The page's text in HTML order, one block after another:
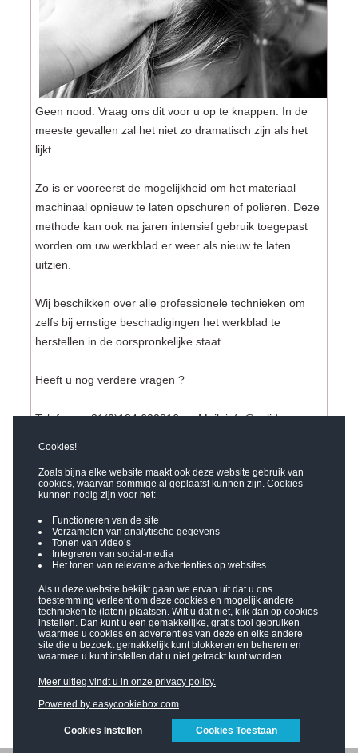
Cookies!
Zoals bijna elke website maakt ook deze website gebruik van
cookies, waarvan sommige al geplaatst kunnen zijn. Cookies
kunnen nodig zijn voor het:
Functioneren van de site
Verzamelen van analytische gegevens
Tonen van video’s
Integreren van social-media
Het tonen van relevante advertenties op websites
Als u deze website bekijkt gaan we ervan uit dat u ons
toestemming verleent om deze cookies en mogelijk andere
technieken te (laten) plaatsen. Wilt u dat niet, klik dan op cookies
instellen. Dan kunt u een gemakkelijke, gratis tool gebruiken
waarmee u cookies en advertenties van deze en elke andere
site die u bezoekt gemakkelijk kunt blokkeren en beheren en
waarmee u kunt instellen dat u niet getrackt kunt worden.
Meer uitleg vindt u in onze privacy policy.
Powered by easycookiebox.com
Cookies Instellen Cookies Toestaan
Geen nood. Vraag ons dit voor u op te knappen. In de
meeste gevallen zal het niet zo dramatisch zijn als het
lijkt.
Zo is er vooreerst de mogelijkheid om het materiaal
machinaal opnieuw te laten opschuren of polieren. Deze
methode kan ook na jaren intensief gebruik toegepast
worden om uw werkblad er weer als nieuw te laten
uitzien.
Wij beschikken over alle professionele technieken om
zelfs bij ernstige beschadigingen het werkblad te
herstellen in de oorspronkelijke staat.
Heeft u nog verdere vragen ?
Telefoon: +31(0)184 600816–Mail: info@solid-